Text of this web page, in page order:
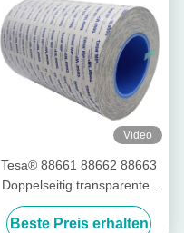
Video
Tesa® 88661 88662 88663
Doppelseitig transparentes
PET-Folieband
Beste Preis erhalten